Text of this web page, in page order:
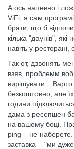
А ось напевно і
ViFi, я сам
брати, що б
кілька "даунів",
навіть у
Так от, дзвонять
взяв, проблемм
вирішувати
безкоштовно, але
години
дама з ресепшен
на вашому боці.
ping – не
заставка – "ми